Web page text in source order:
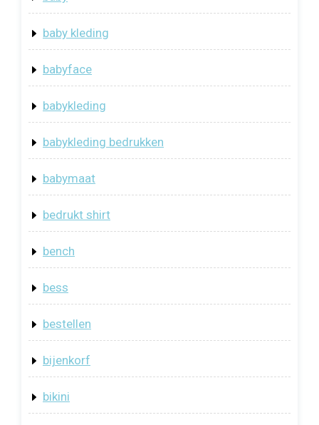
baby kleding
babyface
babykleding
babykleding bedrukken
babymaat
bedrukt shirt
bench
bess
bestellen
bijenkorf
bikini